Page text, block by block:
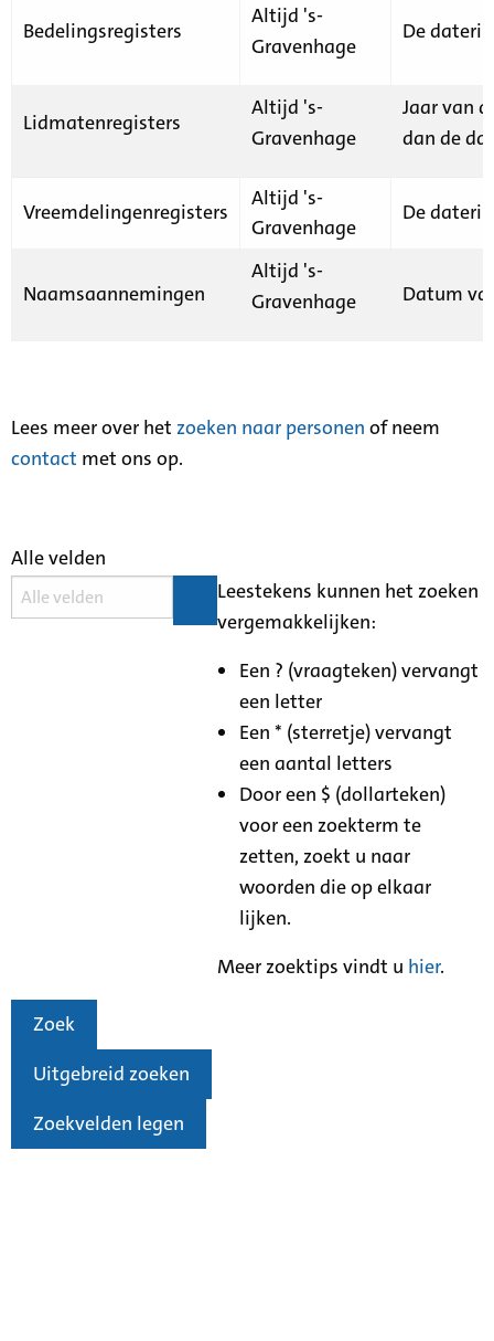
Bedelingsregisters
Altijd 's-
Gravenhage
De
Lidmatenregisters
Altijd 's-
Gravenhage
Jaar van
dan de
Vreemdelingenregisters
Altijd 's-
Gravenhage
De
Naamsaannemingen
Altijd 's-
Gravenhage
Datum
Lees meer over het zoeken naar personen of neem
contact met ons op.
Alle velden
Leestekens kunnen het zoeken
vergemakkelijken:
Een ? (vraagteken) vervangt
een letter
Een * (sterretje) vervangt
een aantal letters
Door een $ (dollarteken)
voor een zoekterm te
zetten, zoekt u naar
woorden die op elkaar
lijken.
Meer zoektips vindt u hier.
Zoek
Uitgebreid zoeken
Zoekvelden legen